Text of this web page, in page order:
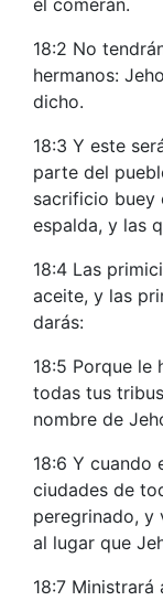
él comerán.
18:2 No
hermanos:
dicho.
18:3 Y este
parte del
sacrificio buey
espalda, y las
18:4 Las
aceite, y las
darás:
18:5 Porque le
todas tus
nombre de
18:6 Y cuando
ciudades de
peregrinado, y
al lugar que
18:7